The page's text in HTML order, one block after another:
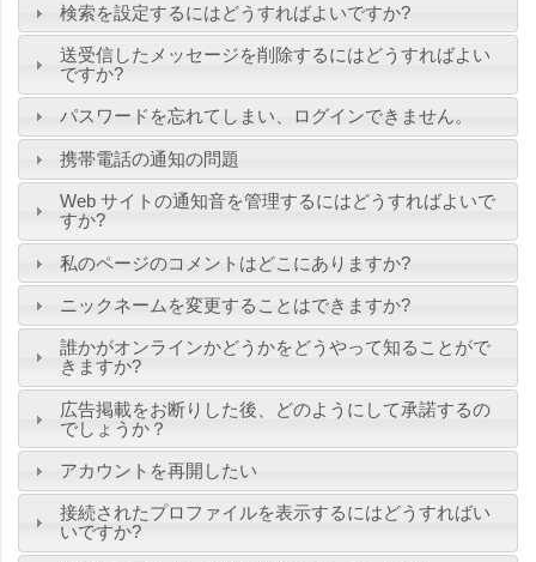
検索を設定するにはどうすればよいですか?
送受信したメッセージを削除するにはどうすればよい
ですか?
パスワードを忘れてしまい、ログインできません。
携帯電話の通知の問題
Web サイトの通知音を管理するにはどうすればよいで
すか?
私のページのコメントはどこにありますか?
ニックネームを変更することはできますか?
誰かがオンラインかどうかをどうやって知ることがで
きますか?
広告掲載をお断りした後、どのようにして承諾するの
でしょうか？
アカウントを再開したい
接続されたプロファイルを表示するにはどうすればい
いですか?